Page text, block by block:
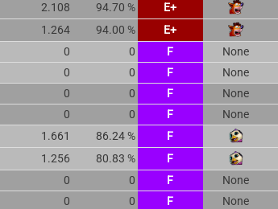
2.108 94.70 % E+
1.264 94.00 % E+
0 0 F None
0 0 F None
0 0 F None
0 0 F None
1.661 86.24 % F
1.256 80.83 % F
0 0 F None
0 0 F None